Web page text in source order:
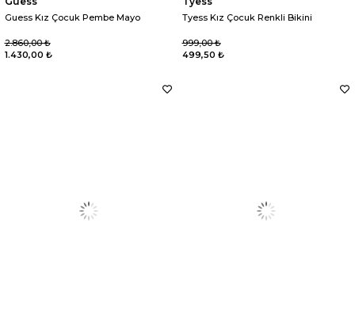
Guess Kız Çocuk Pembe Mayo
1.430,00 ₺
2.860,00 ₺
Tyess Kız Çocuk Renkli Bikini
499,50 ₺
999,00 ₺